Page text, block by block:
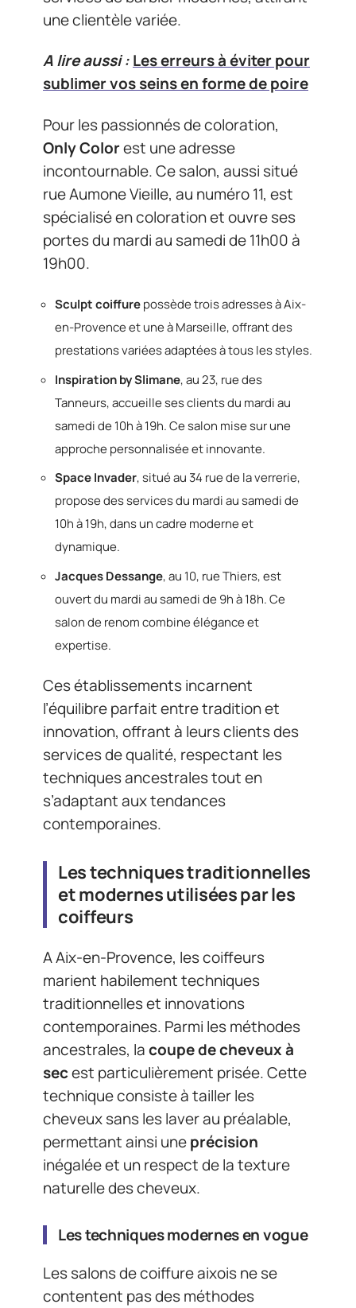
une clientèle variée.
A lire aussi :Les erreurs à éviter pour
sublimer vos seins en forme de poire
Pour les passionnés de coloration,
Only Colorest une adresse
incontournable. Ce salon, aussi situé
rue Aumone Vieille, au numéro 11, est
spécialisé en coloration et ouvre ses
portes du mardi au samedi de 11h00 à
19h00.
Sculpt coiffurepossède trois adresses à Aix-
en-Provence et une à Marseille, offrant des
prestations variées adaptées à tous les styles.
Inspiration by Slimane, au 23, rue des
Tanneurs, accueille ses clients du mardi au
samedi de 10h à 19h. Ce salon mise sur une
approche personnalisée et innovante.
Space Invader, situé au 34 rue de la verrerie,
propose des services du mardi au samedi de
10h à 19h, dans un cadre moderne et
dynamique.
Jacques Dessange, au 10, rue Thiers, est
ouvert du mardi au samedi de 9h à 18h. Ce
salon de renom combine élégance et
expertise.
Ces établissements incarnent
l’équilibre parfait entre tradition et
innovation, offrant à leurs clients des
services de qualité, respectant les
techniques ancestrales tout en
s’adaptant aux tendances
contemporaines.
Les techniques traditionnelles
et modernes utilisées par les
coiffeurs
A Aix-en-Provence, les coiffeurs
marient habilement techniques
traditionnelles et innovations
contemporaines. Parmi les méthodes
ancestrales, lacoupe de cheveux à
secest particulièrement prisée. Cette
technique consiste à tailler les
cheveux sans les laver au préalable,
permettant ainsi uneprécision
inégalée et un respect de la texture
naturelle des cheveux.
Les techniques modernes en vogue
Les salons de coiffure aixois ne se
contentent pas des méthodes